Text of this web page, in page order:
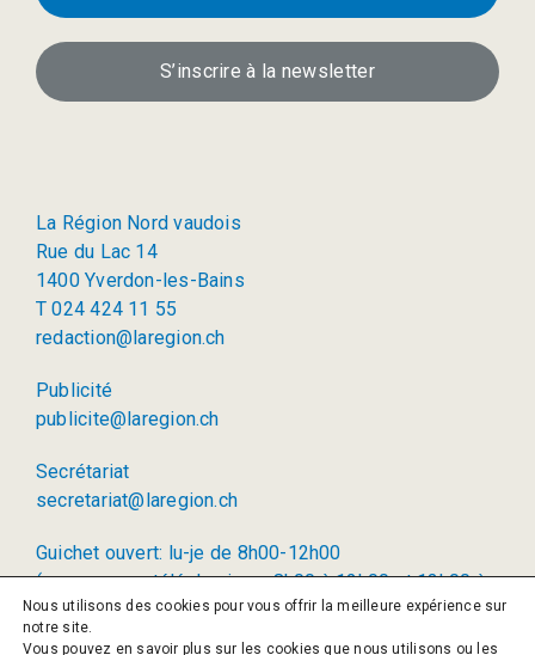
S’inscrire à la newsletter
La Région Nord vaudois
Rue du Lac 14
1400 Yverdon-les-Bains
T 024 424 11 55
redaction@laregion.ch
Publicité
publicite@laregion.ch
Secrétariat
secretariat@laregion.ch
Guichet ouvert: lu-je de 8h00-12h00
(permanence téléphonique: 8h00 à 12h00 et 13h00 à
17h00)
Nous utilisons des cookies pour vous offrir la meilleure expérience sur
notre site.
Vous pouvez en savoir plus sur les cookies que nous utilisons ou les